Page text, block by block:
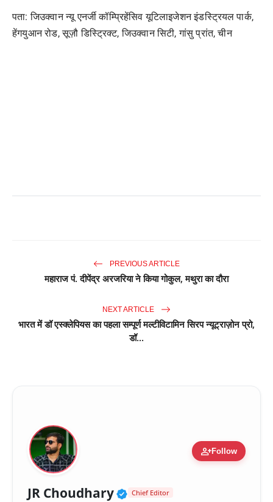
पता: जिउक्वान न्यू एनर्जी कॉम्प्रिहेंसिव यूटिलाइजेशन इंडस्ट्रियल पार्क,
हेंगयुआन रोड, सूज़ौ डिस्ट्रिक्ट, जिउक्वान सिटी, गांसु प्रांत, चीन
PREVIOUS ARTICLE
महाराज पं. दीपेंद्र अरजरिया ने किया गोकुल, मथुरा का दौरा
NEXT ARTICLE
भारत में डॉ एस्क्लेपियस का पहला सम्पूर्ण मल्टीविटामिन सिरप न्यूट्राज़ोन प्रो,
डॉ...
person_addFollow
JR Choudhary Verified Public Figure
Chief Editor